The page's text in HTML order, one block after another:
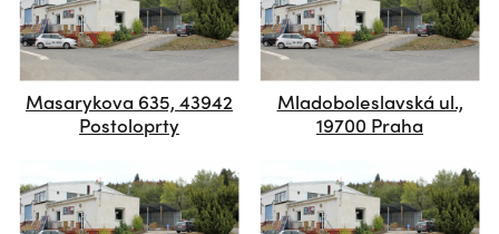
Masarykova 635, 43942
Postoloprty
Mladoboleslavská ul.,
19700 Praha